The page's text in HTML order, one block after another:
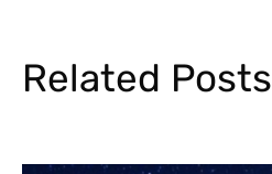
Related Posts